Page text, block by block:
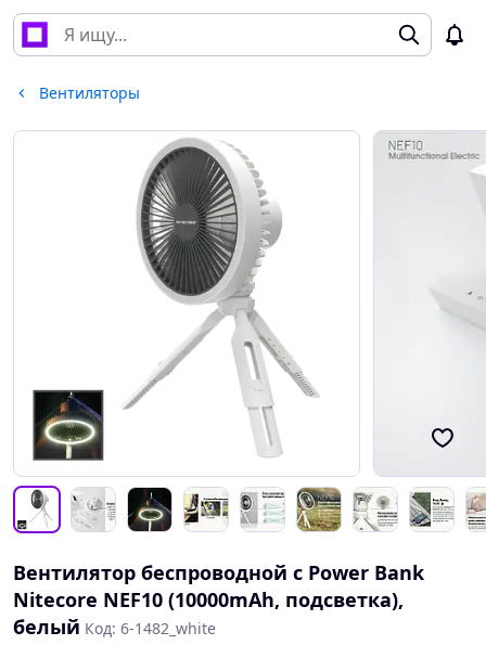
Вентиляторы
Вентилятор беспроводной с Power Bank
Nitecore NEF10 (10000mAh, подсветка),
белый Код: 6-1482_white